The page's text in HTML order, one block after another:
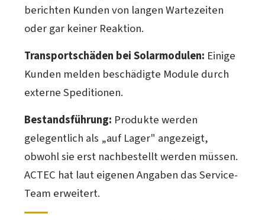
berichten Kunden von langen Wartezeiten
oder gar keiner Reaktion.
Transportschäden bei Solarmodulen: Einige
Kunden melden beschädigte Module durch
externe Speditionen.
Bestandsführung: Produkte werden
gelegentlich als „auf Lager" angezeigt,
obwohl sie erst nachbestellt werden müssen.
ACTEC hat laut eigenen Angaben das Service-
Team erweitert.